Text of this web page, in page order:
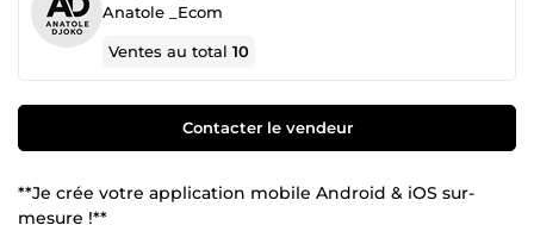
Anatole _Ecom
Ventes au total10
Contacter le vendeur
**Je crée votre application mobile Android & iOS sur-
mesure !**